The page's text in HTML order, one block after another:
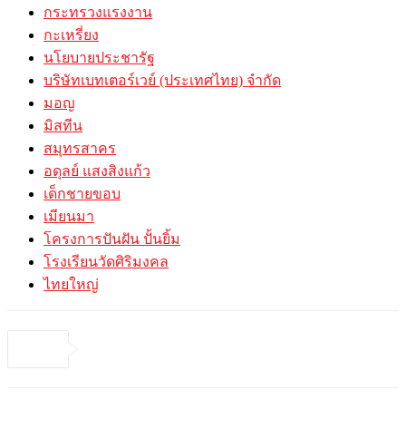
กระทรวงแรงงาน
กะเหรี่ยง
นโยบายประชารัฐ
บริษัทเบทเตอร์เวย์ (ประเทศไทย) จำกัด
มอญ
มิสทีน
สมุทรสาคร
อดุลย์ แสงสิงแก้ว
เด็กชายขอบ
เมียนมา
โครงการปันฝัน ปั้นยิ้ม
โรงเรียนวัดศิริมงคล
ไทยใหญ่